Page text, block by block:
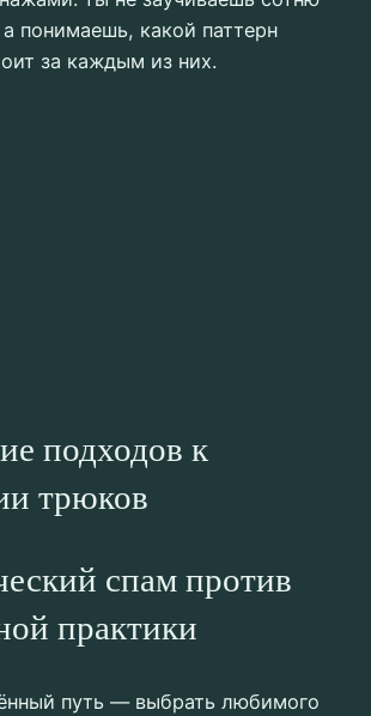
понимаешь, какой паттерн
за каждым из них.
подходов к
трюков
спам против
практики
путь — выбрать любимого